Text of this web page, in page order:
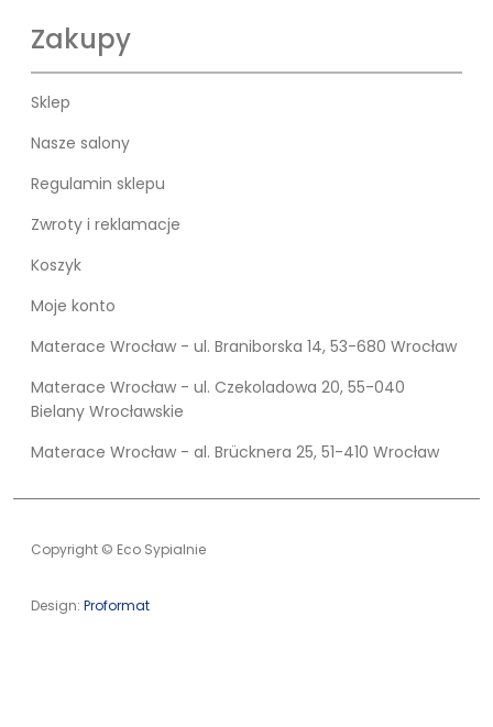
Zakupy
Sklep
Nasze salony
Regulamin sklepu
Zwroty i reklamacje
Koszyk
Moje konto
Materace Wrocław - ul. Braniborska 14, 53-680 Wrocław
Materace Wrocław - ul. Czekoladowa 20, 55-040
Bielany Wrocławskie
Materace Wrocław - al. Brücknera 25, 51-410 Wrocław
Copyright © Eco Sypialnie
Design: Proformat